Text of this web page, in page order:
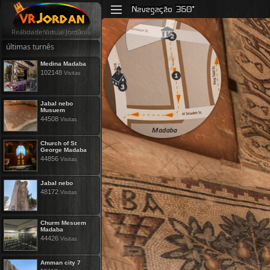
Tour Virtual 360° HD
últimas turnês
Medina Madaba
102148 Visitas
Jabal nebo
Musuem
44508 Visitas
Church of St
George Madaba
44856 Visitas
Jabal nebo
48172 Visitas
Churm Mesuem
Madaba
44426 Visitas
Amman city 7